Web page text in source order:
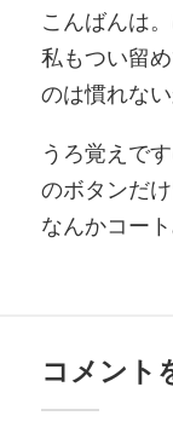
こんばんは
私もつい留
のは慣れない
うろ覚えで
のボタンだ
なんかコー
コメント